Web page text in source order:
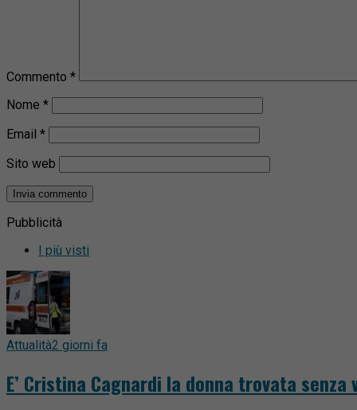
Commento *
Nome *
Email *
Sito web
Pubblicità
I più visti
Attualità2 giorni fa
E’ Cristina Cagnardi la donna trovata